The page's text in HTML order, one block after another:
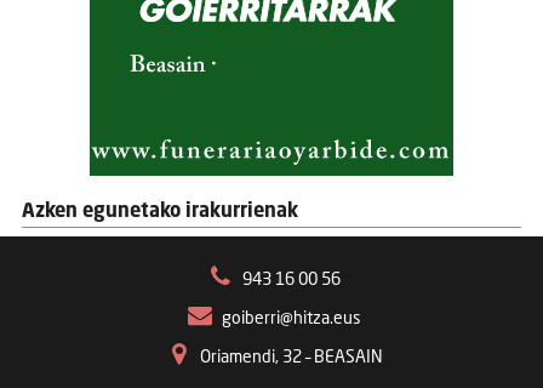
Azken egunetako irakurrienak
943 16 00 56
goiberri@hitza.eus
Oriamendi, 32 – BEASAIN